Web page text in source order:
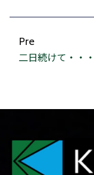
Pre
二日続けて・・・